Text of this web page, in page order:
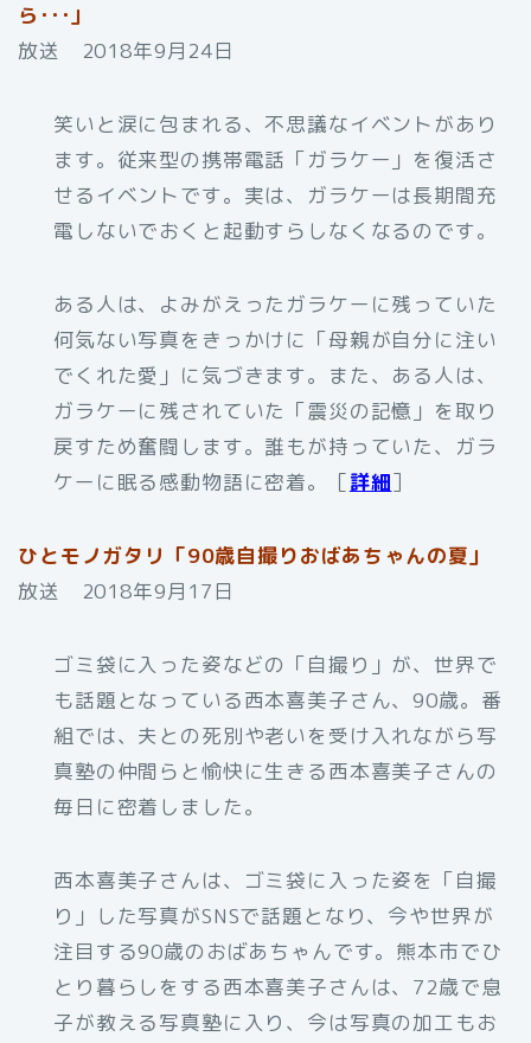
ら･･･」
放送 2018年9月24日
笑いと涙に包まれる、不思議なイベントがあり
ます。従来型の携帯電話「ガラケー」を復活さ
せるイベントです。実は、ガラケーは長期間充
電しないでおくと起動すらしなくなるのです。
ある人は、よみがえったガラケーに残っていた
何気ない写真をきっかけに「母親が自分に注い
でくれた愛」に気づきます。また、ある人は、
ガラケーに残されていた「震災の記憶」を取り
戻すため奮闘します。誰もが持っていた、ガラ
ケーに眠る感動物語に密着。［詳細］
ひとモノガタリ「90歳自撮りおばあちゃんの夏」
放送 2018年9月17日
ゴミ袋に入った姿などの「自撮り」が、世界で
も話題となっている西本喜美子さん、90歳。番
組では、夫との死別や老いを受け入れながら写
真塾の仲間らと愉快に生きる西本喜美子さんの
毎日に密着しました。
西本喜美子さんは、ゴミ袋に入った姿を「自撮
り」した写真がSNSで話題となり、今や世界が
注目する90歳のおばあちゃんです。熊本市でひ
とり暮らしをする西本喜美子さんは、72歳で息
子が教える写真塾に入り、今は写真の加工もお